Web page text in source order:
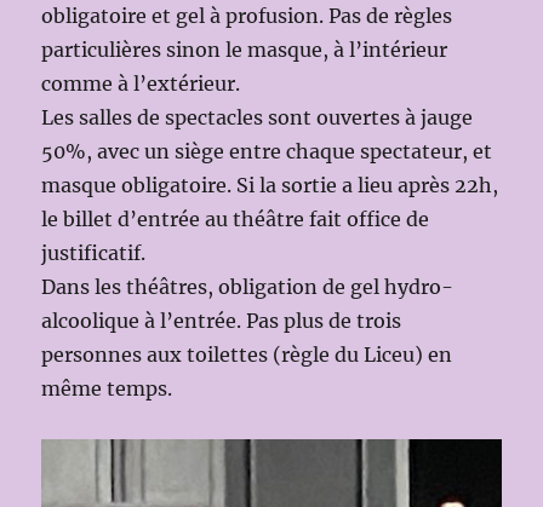
obligatoire et gel à profusion. Pas de règles
particulières sinon le masque, à l’intérieur
comme à l’extérieur.
Les salles de spectacles sont ouvertes à jauge
50%, avec un siège entre chaque spectateur, et
masque obligatoire. Si la sortie a lieu après 22h,
le billet d’entrée au théâtre fait office de
justificatif.
Dans les théâtres, obligation de gel hydro-
alcoolique à l’entrée. Pas plus de trois
personnes aux toilettes (règle du Liceu) en
même temps.